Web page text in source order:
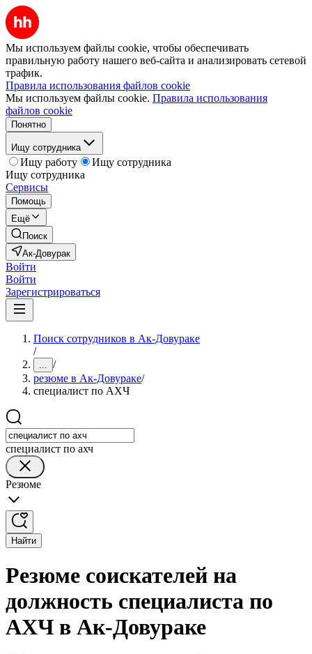
Мы используем файлы cookie, чтобы обеспечивать
правильную работу нашего веб-сайта и анализировать сетевой
трафик.
Правила использования файлов cookie
Мы используем файлы cookie. Правила использования
файлов cookie
Понятно
Ищу сотрудника
Ищу работу
Ищу сотрудника
Ищу сотрудника
Сервисы
Помощь
Ещё
Поиск
Ак-Довурак
Войти
Войти
Зарегистрироваться
Поиск сотрудников в Ак-Довураке
/
... /
резюме в Ак-Довураке/
специалист по АХЧ
специалист по ахч
Резюме
Найти
Резюме соискателей на
должность специалиста по
АХЧ в Ак-Довураке